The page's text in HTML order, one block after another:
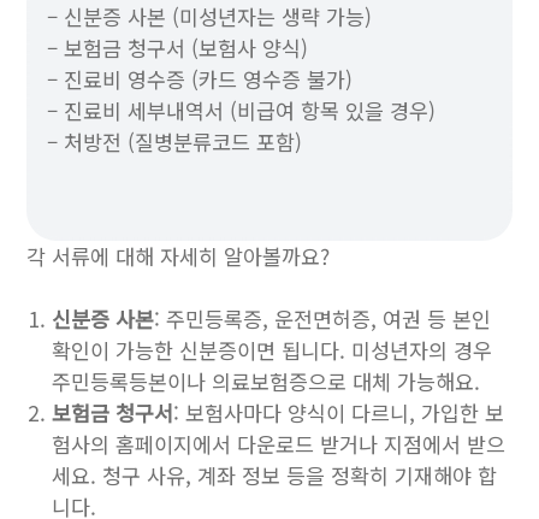
– 신분증 사본 (미성년자는 생략 가능)
– 보험금 청구서 (보험사 양식)
– 진료비 영수증 (카드 영수증 불가)
– 진료비 세부내역서 (비급여 항목 있을 경우)
– 처방전 (질병분류코드 포함)
각 서류에 대해 자세히 알아볼까요?
신분증 사본: 주민등록증, 운전면허증, 여권 등 본인
확인이 가능한 신분증이면 됩니다. 미성년자의 경우
주민등록등본이나 의료보험증으로 대체 가능해요.
보험금 청구서: 보험사마다 양식이 다르니, 가입한 보
험사의 홈페이지에서 다운로드 받거나 지점에서 받으
세요. 청구 사유, 계좌 정보 등을 정확히 기재해야 합
니다.